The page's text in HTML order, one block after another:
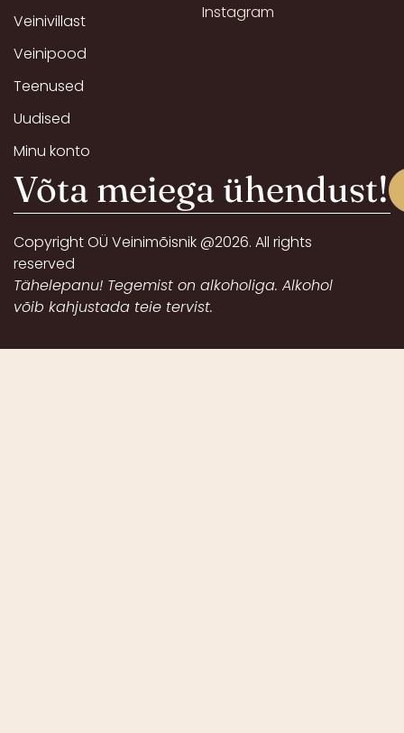
Veinivillast
Veinipood
Teenused
Uudised
Minu konto
Instagram
Võta meiega ühendust!
Copyright OÜ Veinimõisnik @2026. All rights
reserved
Tähelepanu! Tegemist on alkoholiga. Alkohol
võib kahjustada teie tervist.